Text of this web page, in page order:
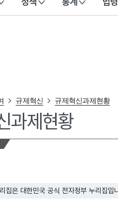
자정부 누리집입니다.
규제혁신 규제혁신과제현황
과제현황